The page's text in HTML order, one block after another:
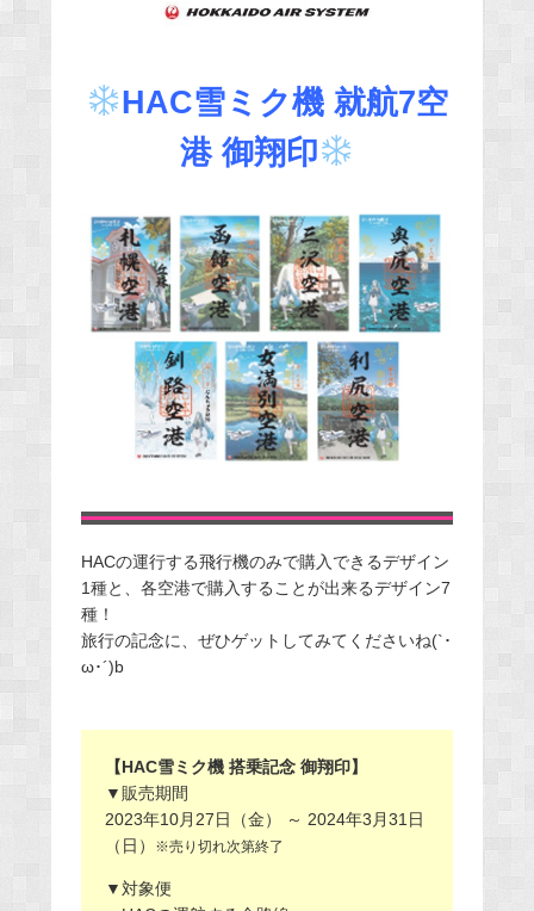
HAC雪ミク機 就航7空
港 御翔印
HACの運行する飛行機のみで購入できるデザイン
1種と、各空港で購入することが出来るデザイン7
種！
旅行の記念に、ぜひゲットしてみてくださいね(`･
ω･´)b
【HAC雪ミク機 搭乗記念 御翔印】
▼販売期間
2023年10月27日（金） ～ 2024年3月31日
（日）
※売り切れ次第終了
▼対象便